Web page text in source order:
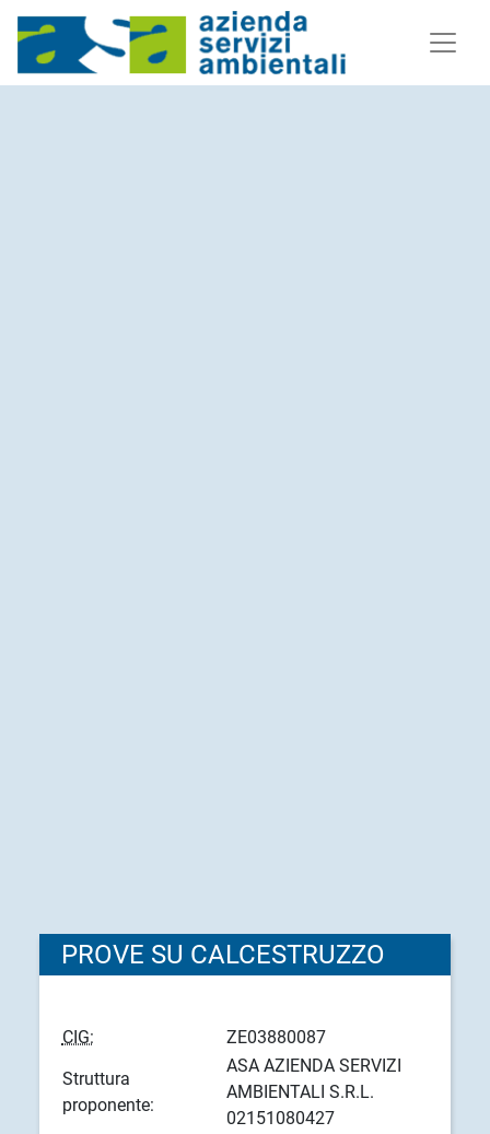
PROVE SU CALCESTRUZZO
CIG:
ZE03880087
Struttura
proponente:
ASA AZIENDA SERVIZI
AMBIENTALI S.R.L.
02151080427